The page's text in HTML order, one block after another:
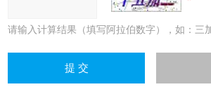
请输入计算结果（填写阿拉伯数字），如：三